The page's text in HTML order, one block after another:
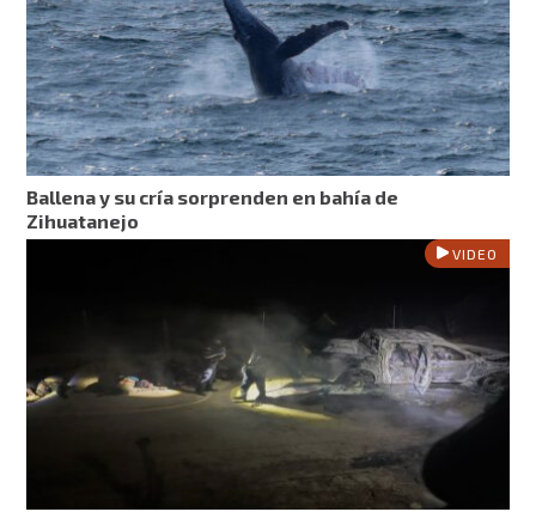
Ballena y su cría sorprenden en bahía de
Zihuatanejo
VIDEO